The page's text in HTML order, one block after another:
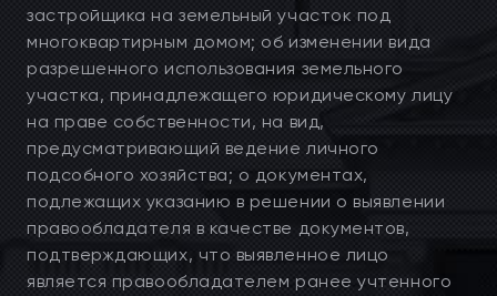
застройщика на земельный участок под
многоквартирным домом; об изменении вида
разрешенного использования земельного
участка, принадлежащего юридическому лицу
на праве собственности, на вид,
предусматривающий ведение личного
подсобного хозяйства; о документах,
подлежащих указанию в решении о выявлении
правообладателя в качестве документов,
подтверждающих, что выявленное лицо
является правообладателем ранее учтенного